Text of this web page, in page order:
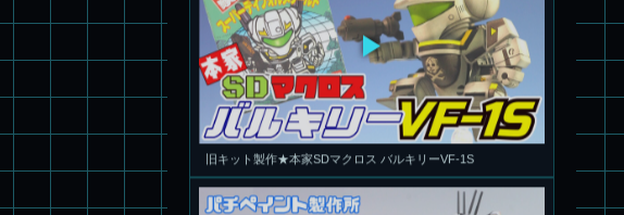
旧キット製作★本家SDマクロス バルキリーVF-1S